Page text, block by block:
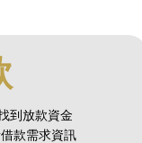
到放款資金
款需求資訊